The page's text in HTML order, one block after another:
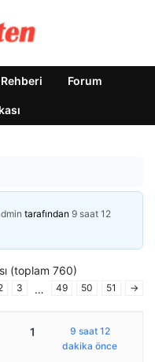
Forum
tarafından 9 saat 12
(toplam 760)
3 … 49 50 51 →
1
9 saat 12
dakika önce